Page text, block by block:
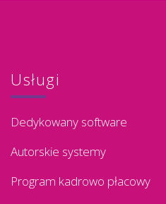
Usługi
Dedykowany software
Autorskie systemy
Program kadrowo płacowy